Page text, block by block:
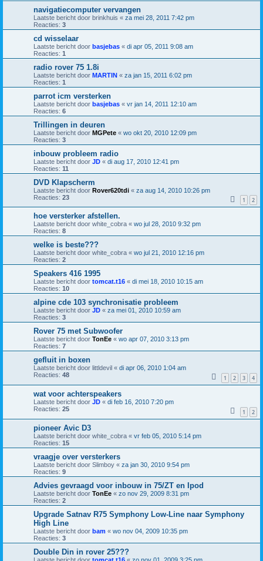
navigatiecomputer vervangen
Laatste bericht door brinkhuis « za mei 28, 2011 7:42 pm
Reacties: 3
cd wisselaar
Laatste bericht door basjebas « di apr 05, 2011 9:08 am
Reacties: 1
radio rover 75 1.8i
Laatste bericht door MARTIN « za jan 15, 2011 6:02 pm
Reacties: 1
parrot icm versterken
Laatste bericht door basjebas « vr jan 14, 2011 12:10 am
Reacties: 6
Trillingen in deuren
Laatste bericht door MGPete « wo okt 20, 2010 12:09 pm
Reacties: 3
inbouw probleem radio
Laatste bericht door JD « di aug 17, 2010 12:41 pm
Reacties: 11
DVD Klapscherm
Laatste bericht door Rover620tdi « za aug 14, 2010 10:26 pm
Reacties: 23 1 2
hoe versterker afstellen.
Laatste bericht door white_cobra « wo jul 28, 2010 9:32 pm
Reacties: 8
welke is beste???
Laatste bericht door white_cobra « wo jul 21, 2010 12:16 pm
Reacties: 2
Speakers 416 1995
Laatste bericht door tomcat.t16 « di mei 18, 2010 10:15 am
Reacties: 10
alpine cde 103 synchronisatie probleem
Laatste bericht door JD « za mei 01, 2010 10:59 am
Reacties: 3
Rover 75 met Subwoofer
Laatste bericht door TonEe « wo apr 07, 2010 3:13 pm
Reacties: 7
gefluit in boxen
Laatste bericht door littldevil « di apr 06, 2010 1:04 am
Reacties: 48 1 2 3 4
wat voor achterspeakers
Laatste bericht door JD « di feb 16, 2010 7:20 pm
Reacties: 25 1 2
pioneer Avic D3
Laatste bericht door white_cobra « vr feb 05, 2010 5:14 pm
Reacties: 15
vraagje over versterkers
Laatste bericht door Slimboy « za jan 30, 2010 9:54 pm
Reacties: 9
Advies gevraagd voor inbouw in 75/ZT en Ipod
Laatste bericht door TonEe « zo nov 29, 2009 8:31 pm
Reacties: 2
Upgrade Satnav R75 Symphony Low-Line naar Symphony
High Line
Laatste bericht door bam « wo nov 04, 2009 10:35 pm
Reacties: 3
Double Din in rover 25???
Laatste bericht door tomcat.t16 « zo nov 01, 2009 3:25 pm